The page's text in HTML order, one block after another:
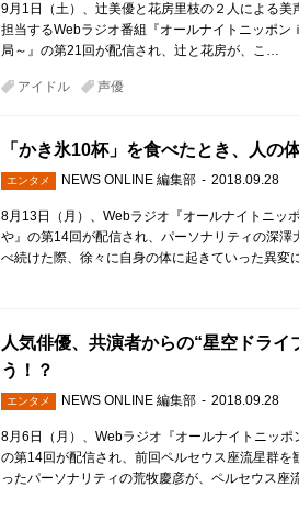
9月1日（土）、辻美優と花房里枝の２人による美
担当するWebラジオ番組『オールナイトニッポン
局～』の第21回が配信され、辻と花房が、こ…
アイドル 声優
「かき氷10杯」を食べたとき、人の
エンタメ NEWS ONLINE 編集部 2018.09.28
8月13日（月）、Webラジオ『オールナイトニッ
や』の第14回が配信され、パーソナリティの深
べ続けた際、徐々に自身の体に起きていった異変
人気俳優、共演者からの“星空ドラ
う！？
エンタメ NEWS ONLINE 編集部 2018.09.28
8月6日（月）、Webラジオ『オールナイトニッポ
の第14回が配信され、前回ペルセウス座流星群
ったパーソナリティの荒牧慶彦が、ペルセウス座